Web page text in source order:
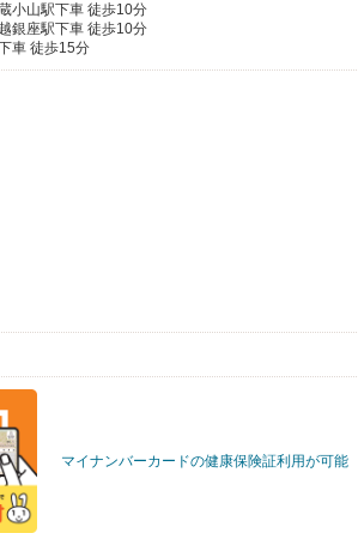
小山駅下車 徒歩10分
銀座駅下車 徒歩10分
車 徒歩15分
マイナンバーカードの健康保険証利用が可能